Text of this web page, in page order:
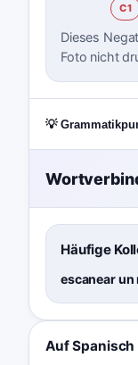
C1
Dieses
Foto nicht
💡
Häufige
escanear un
Auf